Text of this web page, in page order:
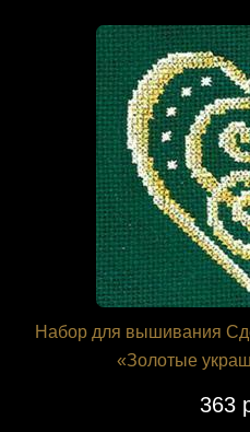
Набор для вышивания
«Золотые
363